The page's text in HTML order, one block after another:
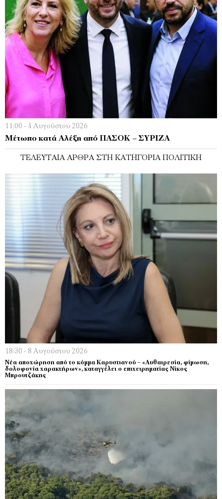
11:00 - 4 Αυγούστου 2026
Μέτωπο κατά Αλέξη από ΠΑΣΟΚ – ΣΥΡΙΖΑ
ΤΕΛΕΥΤΑΊΑ ΆΡΘΡΑ ΣΤΗ ΚΑΤΗΓΟΡΊΑ ΠΟΛΙΤΙΚΉ
18:30 - 8 Αυγούστου 2026
Νέα αποχώρηση από το κόμμα Καρυστιανού – «Αυθαιρεσία, φίμωση,
δολοφονία χαρακτήρων», καταγγέλει ο επιχειρηματίας Νίκος
Μπρουτζάκης